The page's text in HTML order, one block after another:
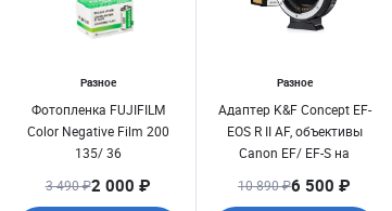
Разное
Фотопленка FUJIFILM
Color Negative Film 200
135/ 36
3 490 ₽2 000 ₽
Разное
Адаптер K&F Concept EF-
EOS R II AF, объективы
Canon EF/ EF-S на
(KF06.520)
10 890 ₽6 500 ₽